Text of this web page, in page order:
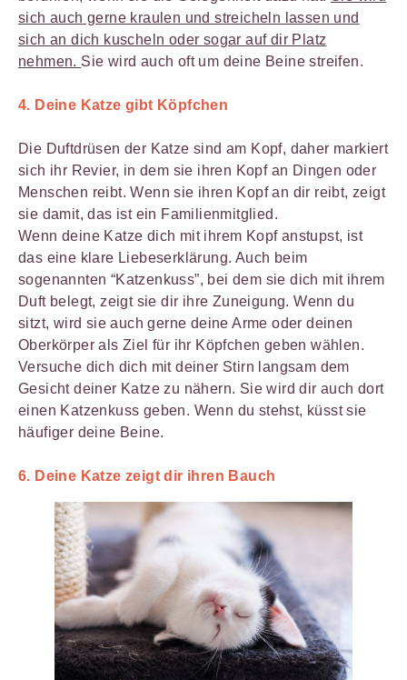
sich auch gerne kraulen und streicheln lassen und
sich an dich kuscheln oder sogar auf dir Platz
nehmen. Sie wird auch oft um deine Beine streifen.
4. Deine Katze gibt Köpfchen
Die Duftdrüsen der Katze sind am Kopf, daher markiert
sich ihr Revier, in dem sie ihren Kopf an Dingen oder
Menschen reibt. Wenn sie ihren Kopf an dir reibt, zeigt
sie damit, das ist ein Familienmitglied.
Wenn deine Katze dich mit ihrem Kopf anstupst, ist
das eine klare Liebeserklärung. Auch beim
sogenannten “Katzenkuss”, bei dem sie dich mit ihrem
Duft belegt, zeigt sie dir ihre Zuneigung. Wenn du
sitzt, wird sie auch gerne deine Arme oder deinen
Oberkörper als Ziel für ihr Köpfchen geben wählen.
Versuche dich dich mit deiner Stirn langsam dem
Gesicht deiner Katze zu nähern. Sie wird dir auch dort
einen Katzenkuss geben. Wenn du stehst, küsst sie
häufiger deine Beine.
6. Deine Katze zeigt dir ihren Bauch